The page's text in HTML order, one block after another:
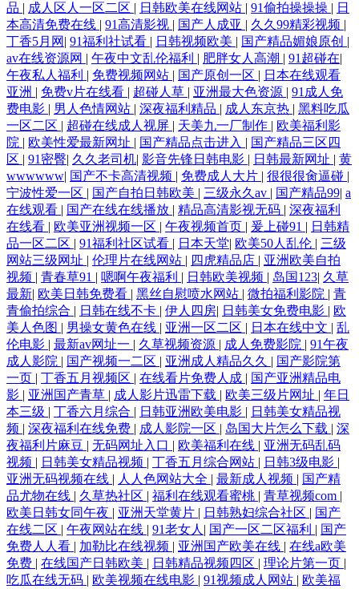
品 | 成人区人一区二区 | 日韩欧美在线网站 | 91偷拍操操操 | 日
本高清免费在线 | 91高清影视 | 国产人成亚 | 久久99精彩视频 |
丁香5月网 | 91福利社试看 | 日韩视频欧美 | 国产精品媚娘原创 |
av在线资源网 | 午夜中文乱伦福利 | 肥胖女人高潮 | 91超碰在|
午夜私人福利 | 免费视频网站 | 国产原创一区 | 日本在线观看
亚洲 | 免费v片在线看 | 超碰人草 | 亚洲最大色资源 | 91成人免
费电影 | 男人色情网站 | 深夜福利精品 | 成人东京热 | 黑料吃瓜
一区二区 | 超碰在线成人视屏 | 天美九一厂制作 | 欧美福利影
院 | 欧美性爱最新网址 | 国产精品点击进入 | 国产精品三区四
区 | 91密臀| 久久老司机| 影音先锋日韩电影 | 日韩最新网址 | 黄
wwwwww| 国产不卡高清视频 | 免费成人大片 | 很很很肏逼碰 |
宁波性爱一区 | 国产自拍日韩欧美 | 三级永久av | 国产精品99| a
在线观看 | 国产在线在线播放 | 精品高清影视无码 | 深夜福利
在线看 | 欧美亚洲视频一区 | 午夜视频首页 | 爰上碰91 | 日韩精
品一区二区 | 91福利社区试看 | 日本天堂| 欧美50人乱伦 | 三级
网站三级网址 | 伦理片在线网站 | 四虎精品店 | 亚洲欧美自拍
视频 | 青春草91 | 嗯啊午夜福利 | 日韩欧美视频 | 岛国123| 久草
最新| 欧美日韩免费看 | 黑丝自慰喷水网站 | 微拍福利影院 | 青
青偷拍综合 | 日韩在线不卡 | 伊人四房| 日韩美女免费电影 | 欧
美人色图 | 男操女黄色在线 | 亚洲一区二区 | 日本在线中文 | 乱
伦电影 | 最新av网址一 | 久草视频资源 | 成人免费影院 | 91午夜
成人影院 | 国产视频一二区 | 亚洲成人精品久久 | 国产影院第
一页 | 丁香五月视频区 | 在线看片免费人成 | 国产亚洲精品电
影 | 亚洲国产青草 | 成人影片迅雷下载 | 欧美三级片网址 | 年日
本三级 | 丁香六月综合 | 日韩亚洲欧美电影 | 日韩美女精品视
频 | 深夜福利在线免费 | 成人影院一区 | 岛国大片怎么下载 | 深
夜福利片麻豆 | 无码网址入口 | 欧美福利在线 | 亚洲无码乱码
视频 | 日韩美女精品视频 | 丁香五月综合网站 | 日韩3级电影 |
亚洲无码视频在线 | 人人色网站大全 | 最新成人视频 | 国产精
品尤物在线 | 久草热社区 | 福利在线观看蜜桃 | 青草视频com |
欧美日韩女同午夜 | 亚洲天堂黄片 | 日韩熟妇综合社区 | 国产
在线二区 | 午夜网站在线 | 91老女人| 国产一区二区福利 | 国产
免费人人看 | 加勒比在线视频 | 亚洲国产欧美在线 | 在线a欧美
免费 | 在线国产日韩欧美 | 日韩精品视频四区 | 理论片第一页 |
吃瓜在线无码 | 欧美视频在线电影 | 91视频成人网站 | 欧美福